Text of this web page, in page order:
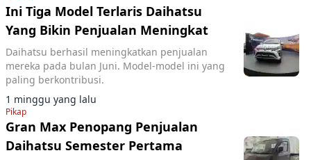
Ini Tiga Model Terlaris Daihatsu
Yang Bikin Penjualan Meningkat
Daihatsu berhasil meningkatkan penjualan
mereka pada bulan Juni. Model-model ini yang
paling berkontribusi.
1 minggu yang lalu
Pikap
Gran Max Penopang Penjualan
Daihatsu Semester Pertama